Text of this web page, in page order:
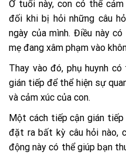
Ở tuổi này, con có thể
đối khi bị hỏi những câu
ngày của mình. Điều này
mẹ đang xâm phạm vào
Thay vào đó, phụ huynh
gián tiếp để thể hiện sự
và cảm xúc của con.
Một cách tiếp cận gián tiếp
đặt ra bất kỳ câu hỏi nào,
động này có thể giúp bạn